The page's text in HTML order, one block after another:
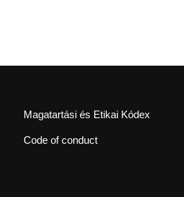
Magatartási és Etikai Kódex
Code of conduct